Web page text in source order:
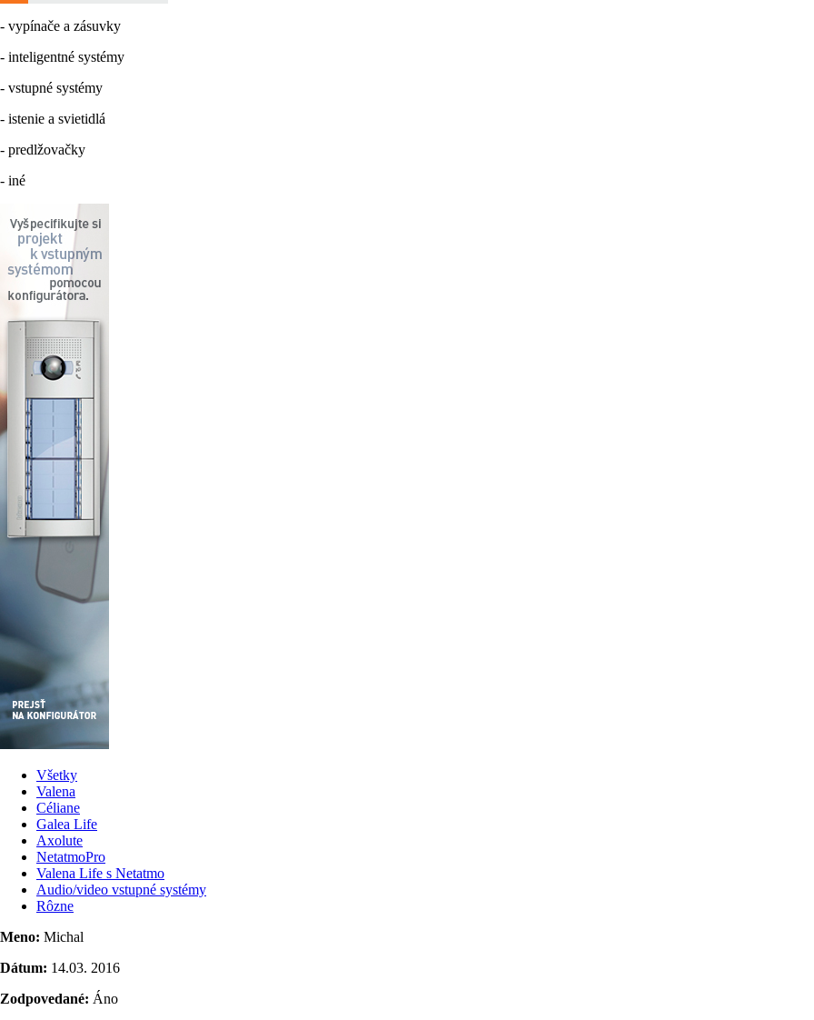
- vypínače a zásuvky
- inteligentné systémy
- vstupné systémy
- istenie a svietidlá
- predlžovačky
- iné
Všetky
Valena
Céliane
Galea Life
Axolute
NetatmoPro
Valena Life s Netatmo
Audio/video vstupné systémy
Rôzne
Meno: Michal
Dátum: 14.03. 2016
Zodpovedané: Áno